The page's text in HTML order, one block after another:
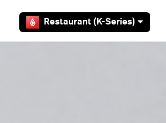
Restaurant (K-Series)